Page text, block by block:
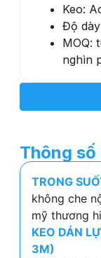
Keo:
Độ
MOQ:
nghìn
Thông
TRONG
không che
mỹ thương
KEO DÁN
3M)